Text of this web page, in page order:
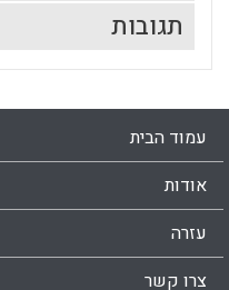
תגובות
עמוד הבית
אודות
עזרה
צרו קשר